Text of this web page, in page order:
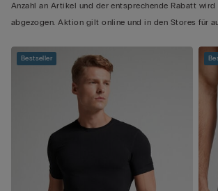
Anzahl an Artikel und der entsprechende Rabatt
abgezogen. Aktion gilt online und in den Stores für
Bestseller